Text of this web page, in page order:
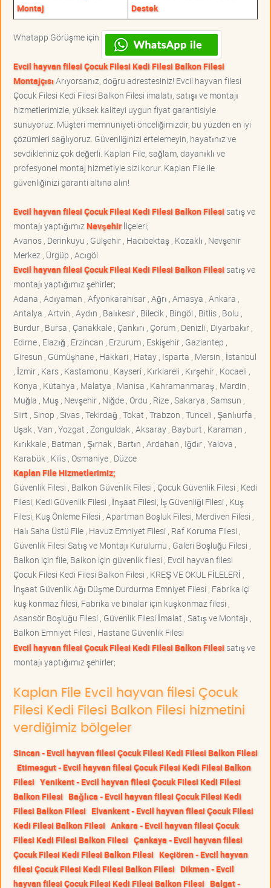
Montaj
Destek
Whatapp Görüşme için
Evcil hayvan filesi Çocuk Filesi Kedi Filesi Balkon Filesi
MontajçısıArıyorsanız, doğru adrestesiniz! Evcil hayvan filesi
Çocuk Filesi Kedi Filesi Balkon Filesi imalatı, satışı ve montajı
hizmetlerimizle, yüksek kaliteyi uygun fiyat garantisiyle
sunuyoruz. Müşteri memnuniyeti önceliğimizdir, bu yüzden en iyi
çözümleri sağlıyoruz. Güvenliğinizi ertelemeyin, hayatınız ve
sevdikleriniz çok değerli. Kaplan File, sağlam, dayanıklı ve
profesyonel montaj hizmetiyle sizi korur. Kaplan File ile
güvenliğinizi garanti altına alın!
Evcil hayvan filesi Çocuk Filesi Kedi Filesi Balkon Filesisatış ve
montajı yaptığımız Nevşehirİlçeleri;
Avanos , Derinkuyu , Gülşehir , Hacıbektaş , Kozaklı , Nevşehir
Merkez , Ürgüp , Acıgöl
Evcil hayvan filesi Çocuk Filesi Kedi Filesi Balkon Filesisatış ve
montajı yaptığımız şehirler;
Adana , Adıyaman , Afyonkarahisar , Ağrı , Amasya , Ankara ,
Antalya , Artvin , Aydın , Balıkesir , Bilecik , Bingöl , Bitlis , Bolu ,
Burdur , Bursa , Çanakkale , Çankırı , Çorum , Denizli , Diyarbakır ,
Edirne , Elazığ , Erzincan , Erzurum , Eskişehir , Gaziantep ,
Giresun , Gümüşhane , Hakkari , Hatay , Isparta , Mersin , İstanbul
, İzmir , Kars , Kastamonu , Kayseri , Kırklareli , Kırşehir , Kocaeli ,
Konya , Kütahya , Malatya , Manisa , Kahramanmaraş , Mardin ,
Muğla , Muş , Nevşehir , Niğde , Ordu , Rize , Sakarya , Samsun ,
Siirt , Sinop , Sivas , Tekirdağ , Tokat , Trabzon , Tunceli , Şanlıurfa ,
Uşak , Van , Yozgat , Zonguldak , Aksaray , Bayburt , Karaman ,
Kırıkkale , Batman , Şırnak , Bartın , Ardahan , Iğdır , Yalova ,
Karabük , Kilis , Osmaniye , Düzce
Kaplan File Hizmetlerimiz;
Güvenlik Filesi , Balkon Güvenlik Filesi , Çocuk Güvenlik Filesi , Kedi
Filesi, Kedi Güvenlik Filesi , İnşaat Filesi, İş Güvenliği Filesi , Kuş
Filesi, Kuş Önleme Filesi , Apartman Boşluk Filesi, Merdiven Filesi ,
Halı Saha Üstü File , Havuz Emniyet Filesi , Raf Koruma Filesi ,
Güvenlik Filesi Satış ve Montajı Kurulumu , Galeri Boşluğu Filesi ,
Balkon için file, Balkon için güvenlik filesi , Evcil hayvan filesi
Çocuk Filesi Kedi Filesi Balkon Filesi , KREŞ VE OKUL FİLELERİ ,
İnşaat Güvenlik Ağı Düşme Durdurma Emniyet Filesi , Fabrika içi
kuş konmaz filesi, Fabrika ve binalar için kuşkonmaz filesi ,
Asansör Boşluğu Filesi , Güvenlik Filesi İmalat , Satış ve Montajı ,
Balkon Emniyet Filesi , Hastane Güvenlik Filesi
Evcil hayvan filesi Çocuk Filesi Kedi Filesi Balkon Filesisatış ve
montajı yaptığımız şehirler;
Kaplan File Evcil hayvan filesi Çocuk
Filesi Kedi Filesi Balkon Filesi hizmetini
verdiğimiz bölgeler
Sincan - Evcil hayvan filesi Çocuk Filesi Kedi Filesi Balkon Filesi
Etimesgut - Evcil hayvan filesi Çocuk Filesi Kedi Filesi Balkon
Filesi Yenikent - Evcil hayvan filesi Çocuk Filesi Kedi Filesi
Balkon Filesi Bağlıca - Evcil hayvan filesi Çocuk Filesi Kedi
Filesi Balkon Filesi Elvankent - Evcil hayvan filesi Çocuk Filesi
Kedi Filesi Balkon Filesi Ankara - Evcil hayvan filesi Çocuk
Filesi Kedi Filesi Balkon Filesi Çankaya - Evcil hayvan filesi
Çocuk Filesi Kedi Filesi Balkon Filesi Keçiören - Evcil hayvan
filesi Çocuk Filesi Kedi Filesi Balkon Filesi Dikmen - Evcil
hayvan filesi Çocuk Filesi Kedi Filesi Balkon Filesi Balgat -